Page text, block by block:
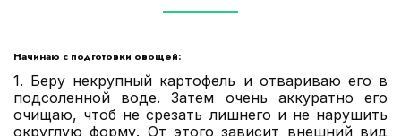
Начинаю с подготовки овощей:
1. Беру некрупный картофель и отвариваю его в
подсоленной воде. Затем очень аккуратно его
очищаю, чтоб не срезать лишнего и не нарушить
округлую форму. От этого зависит внешний вид